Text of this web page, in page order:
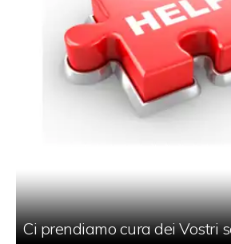
Ci prendiamo cura dei Vostri